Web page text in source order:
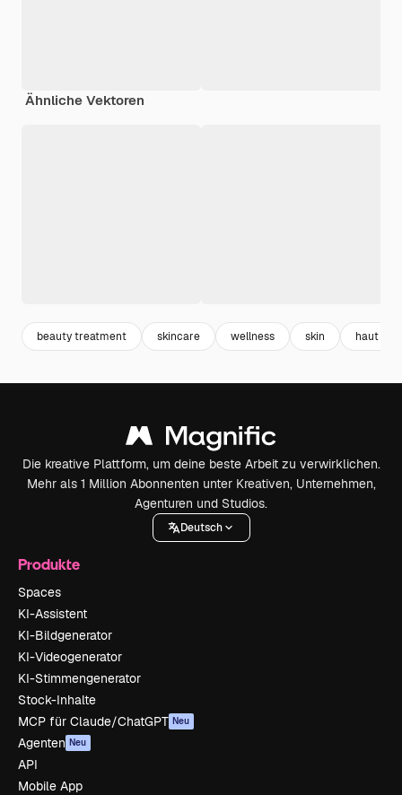
Ähnliche Vektoren
beauty treatment skincare wellness skin haut
Die kreative Plattform, um deine beste Arbeit zu verwirklichen.
Mehr als 1 Million Abonnenten unter Kreativen, Unternehmen,
Agenturen und Studios.
Deutsch
Produkte
Spaces
KI-Assistent
KI-Bildgenerator
KI-Videogenerator
KI-Stimmengenerator
Stock-Inhalte
MCP für Claude/ChatGPT Neu
Agenten Neu
API
Mobile App